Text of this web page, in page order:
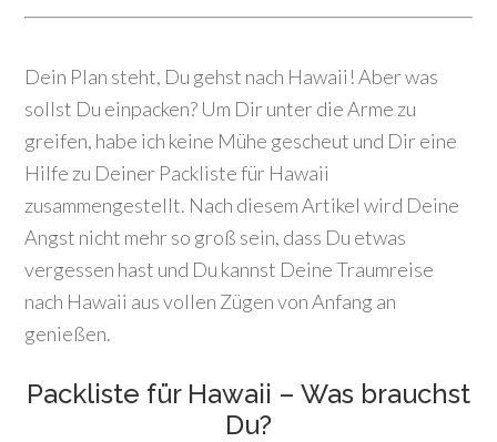
Dein Plan steht, Du gehst nach Hawaii! Aber was
sollst Du einpacken? Um Dir unter die Arme zu
greifen, habe ich keine Mühe gescheut und Dir eine
Hilfe zu Deiner Packliste für Hawaii
zusammengestellt. Nach diesem Artikel wird Deine
Angst nicht mehr so groß sein, dass Du etwas
vergessen hast und Du kannst Deine Traumreise
nach Hawaii aus vollen Zügen von Anfang an
genießen.
Packliste für Hawaii – Was brauchst
Du?